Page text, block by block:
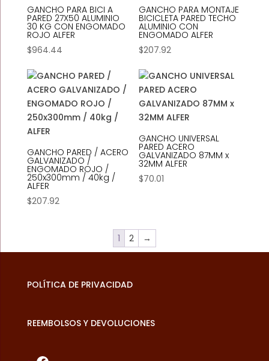
GANCHO PARA BICI A
PARED 27X50 ALUMINIO
30 KG CON ENGOMADO
ROJO ALFER
$964.44
GANCHO PARA MONTAJE
BICICLETA PARED TECHO
ALUMINIO CON
ENGOMADO ALFER
$207.92
GANCHO PARED / ACERO
GALVANIZADO /
ENGOMADO ROJO /
250x300mm / 40kg /
ALFER
$207.92
GANCHO UNIVERSAL
PARED ACERO
GALVANIZADO 87MM x
32MM ALFER
$70.01
1 2 →
POLÍTICA DE PRIVACIDAD
REEMBOLSOS Y DEVOLUCIONES